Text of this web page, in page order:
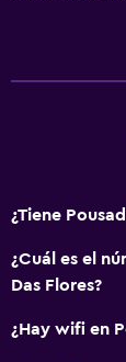
Accesibilidad
General
Vista al jardín
Habitaciones
¿Tiene
¿Cuál es el
Das Flores?
¿Hay wifi en